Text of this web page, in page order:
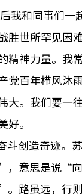
我和同事们一
胜世所罕见困
精神力量。我
党百年栉风沐
大。我们要一
好。
斗创造奇迹。
，意思是说“
。路虽远，行